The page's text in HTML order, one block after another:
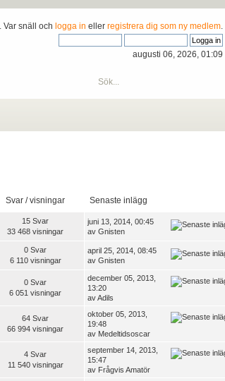
. Var snäll ochlogga in ellerregistrera dig som ny medlem
augusti 06, 2026, 01:09
Svar/visningar
Senaste inlägg
15 Svar
33 468 visningar
juni 13, 2014, 00:45
av Gnisten
0 Svar
6 110 visningar
april 25, 2014, 08:45
av Gnisten
0 Svar
6 051 visningar
december 05, 2013,
13:20
avAdils
64 Svar
66 994 visningar
oktober 05, 2013,
19:48
av Medeltidsoscar
4 Svar
11 540 visningar
september 14, 2013,
15:47
av Frågvis Amatör